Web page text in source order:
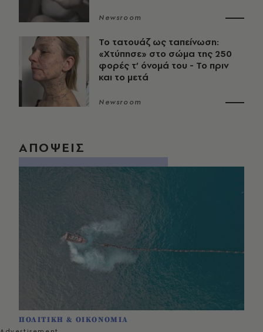
Newsroom
Το τατουάζ ως ταπείνωση:
«Χτύπησε» στο σώμα της 250
φορές τ’ όνομά του - Το πριν
και το μετά
Newsroom
ΑΠΟΨΕΙΣ
ΠΟΛΙΤΙΚΗ & ΟΙΚΟΝΟΜΙΑ